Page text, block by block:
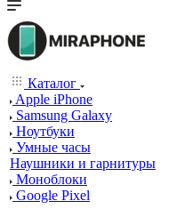
Каталог
Apple iPhone
Samsung Galaxy
Ноутбуки
Умные часы
Наушники и гарнитуры
Моноблоки
Google Pixel